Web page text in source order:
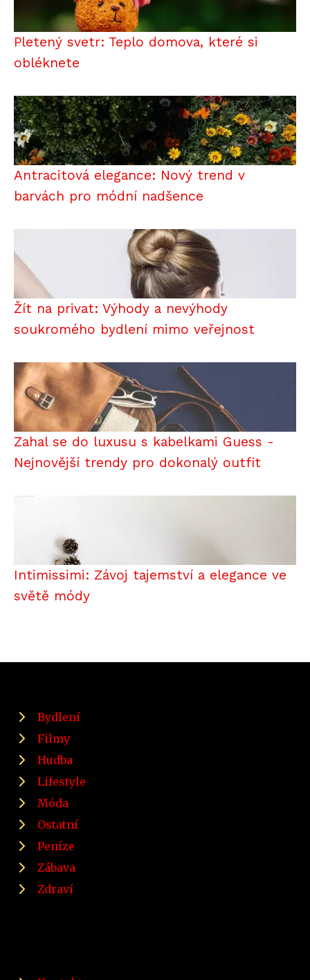
Pletený svetr: Teplo domova, které si
obléknete
Antracitová elegance: Nový trend v
barvách pro módní nadšence
Žít na privat: Výhody a nevýhody
soukromého bydlení mimo veřejnost
Zahal se do luxusu s kabelkami Guess -
Nejnovější trendy pro dokonalý outfit
Intimissimi: Závoj tajemství a elegance ve
světě módy
Bydlení
Filmy
Hudba
Lifestyle
Móda
Ostatní
Peníze
Zábava
Zdraví